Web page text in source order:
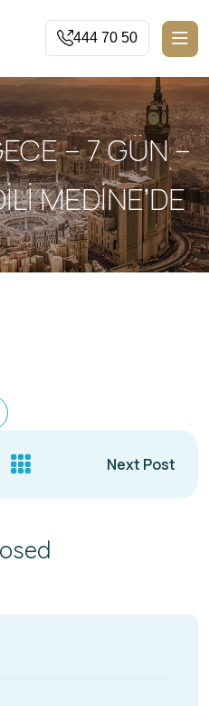
– 7 GÜN –
MEDİNE’DE
Next Post
444 70 50